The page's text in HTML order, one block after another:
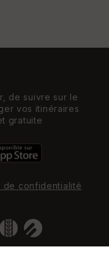
de suivre sur le
vos itinéraires
gratuite
de confidentialité